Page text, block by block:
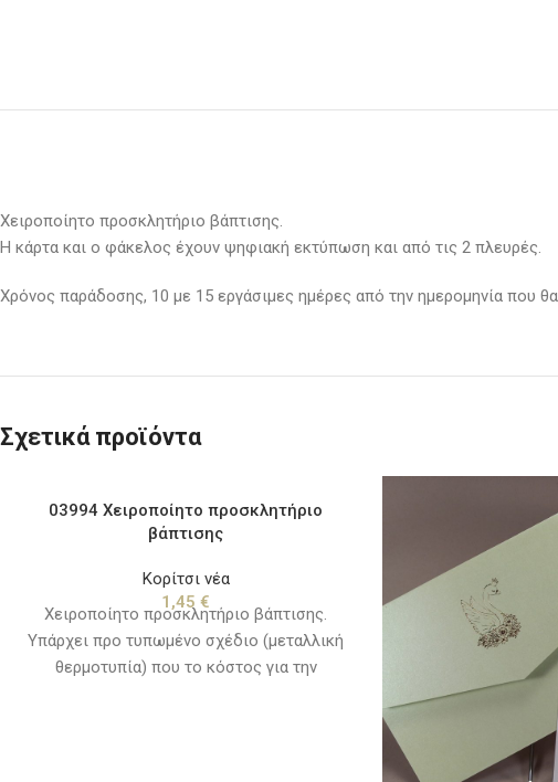
Χειροποίητο προσκλητήριο βάπτισης.
Η κάρτα και ο φάκελος έχουν ψηφιακή εκτύπωση και από τις 2 πλευρές.
Χρόνος παράδοσης, 10 με 15 εργάσιμες ημέρες από την ημερομηνία που θα
Σχετικά προϊόντα
03994 Χειροποίητο προσκλητήριο
βάπτισης
Κορίτσι νέα
1,45 €
Χειροποίητο προσκλητήριο βάπτισης.
Υπάρχει προ τυπωμένο σχέδιο (μεταλλική
θερμοτυπία) που το κόστος για την